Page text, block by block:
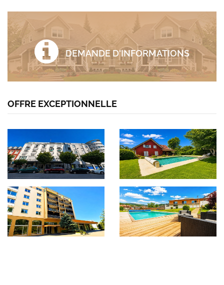
DEMANDE D'INFORMATIONS
OFFRE EXCEPTIONNELLE